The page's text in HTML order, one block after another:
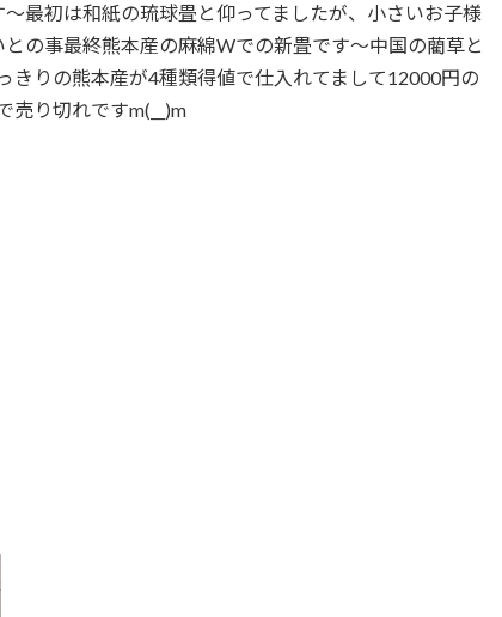
最初は和紙の琉球畳と仰ってましたが、小さいお子様
の事最終熊本産の麻綿Wでの新畳です～中国の藺草と
きりの熊本産が4種類得値で仕入れてまして12000円の
り切れですm(__)m